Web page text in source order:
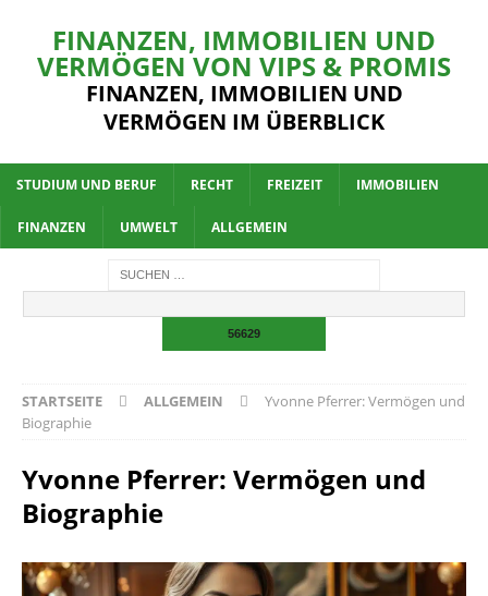
FINANZEN, IMMOBILIEN UND
VERMÖGEN VON VIPS & PROMIS
FINANZEN, IMMOBILIEN UND
VERMÖGEN IM ÜBERBLICK
STUDIUM UND BERUF RECHT FREIZEIT IMMOBILIEN
FINANZEN UMWELT ALLGEMEIN
STARTSEITE ALLGEMEIN
Yvonne Pferrer: Vermögen und
Biographie
Yvonne Pferrer: Vermögen und
Biographie